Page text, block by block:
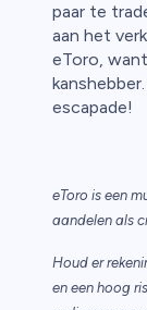
paar te
aan het
eToro,
escapade!
eToro is een
aandelen als
Houd er
en een hoog